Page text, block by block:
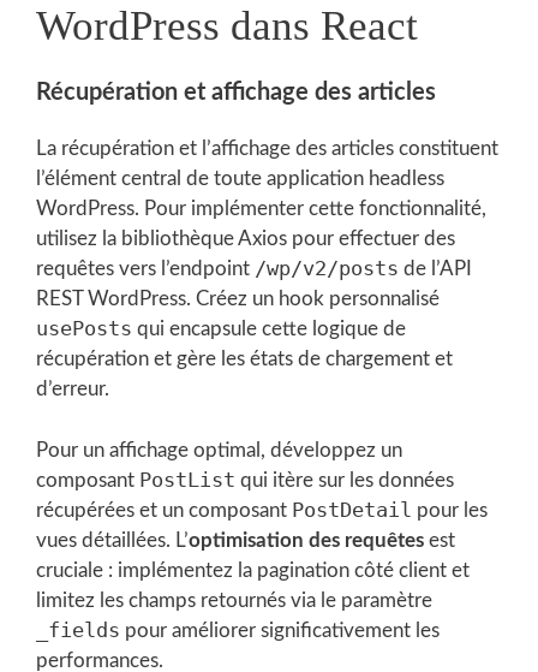
WordPress dans React
Récupération et affichage des articles
La récupération et l’affichage des articles constituent
l’élément central de toute application headless
WordPress. Pour implémenter cette fonctionnalité,
utilisez la bibliothèque Axios pour effectuer des
requêtes vers l’endpoint /wp/v2/posts de l’API
REST WordPress. Créez un hook personnalisé
usePosts qui encapsule cette logique de
récupération et gère les états de chargement et
d’erreur.
Pour un affichage optimal, développez un
composant PostList qui itère sur les données
récupérées et un composant PostDetail pour les
vues détaillées. L’optimisation des requêtes est
cruciale : implémentez la pagination côté client et
limitez les champs retournés via le paramètre
_fields pour améliorer significativement les
performances.